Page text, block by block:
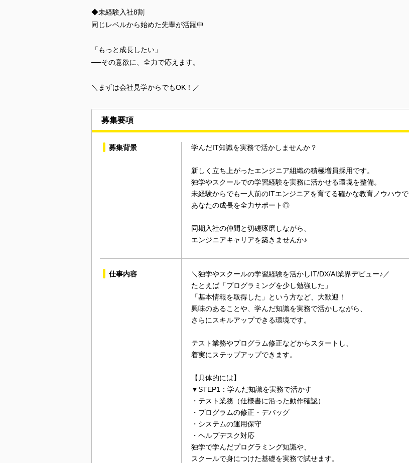
◆未経験入社8割
同じレベルから始めた先輩が活躍中
「もっと成長したい」
──その意欲に、全力で応えます。
＼まずは会社見学からでもOK！／
募集要項
募集背景 学んだIT知識を実務で活かしませんか？
新しく立ち上がったエンジニア組織の積極増員採用です。
独学やスクールでの学習経験を実務に活かせる環境を整備。
未経験からでも一人前のITエンジニアを育てる確かな教育ノウハウで
あなたの成長を全力サポート◎
同期入社の仲間と切磋琢磨しながら、
エンジニアキャリアを築きませんか♪
仕事内容
＼独学やスクールの学習経験を活かしIT/DX/AI業界デビュー♪／
たとえば「プログラミングを少し勉強した」
「基本情報を取得した」という方など、大歓迎！
興味のあることや、学んだ知識を実務で活かしながら、
さらにスキルアップできる環境です。
テスト業務やプログラム修正などからスタートし、
着実にステップアップできます。
【具体的には】
▼STEP1：学んだ知識を実務で活かす
・テスト業務（仕様書に沿った動作確認）
・プログラムの修正・デバッグ
・システムの運用保守
・ヘルプデスク対応
独学で学んだプログラミング知識や、
スクールで身につけた基礎を実務で試せます。